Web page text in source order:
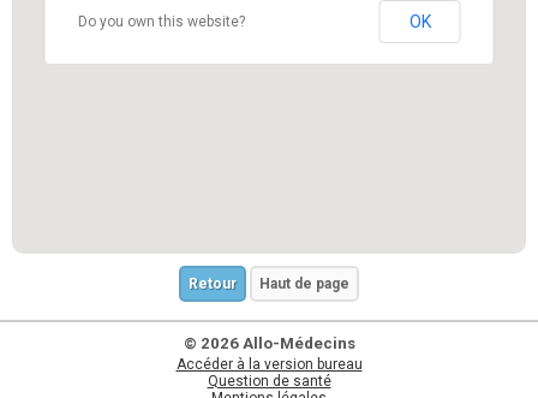
Do you own this website? OK
Retour Haut de page
© 2026 Allo-Médecins
Accéder à la version bureau
Question de santé